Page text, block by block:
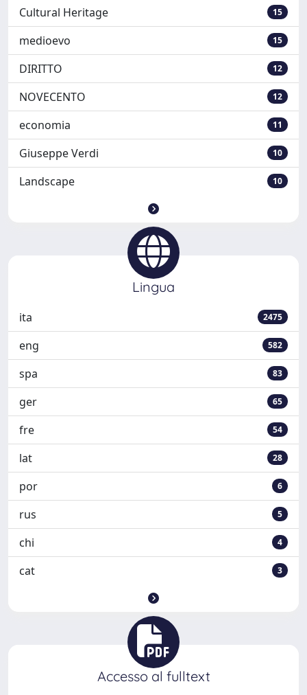
Cultural Heritage 15
medioevo 15
DIRITTO 12
NOVECENTO 12
economia 11
Giuseppe Verdi 10
Landscape 10
Lingua
ita 2475
eng 582
spa 83
ger 65
fre 54
lat 28
por 6
rus 5
chi 4
cat 3
Accesso al fulltext